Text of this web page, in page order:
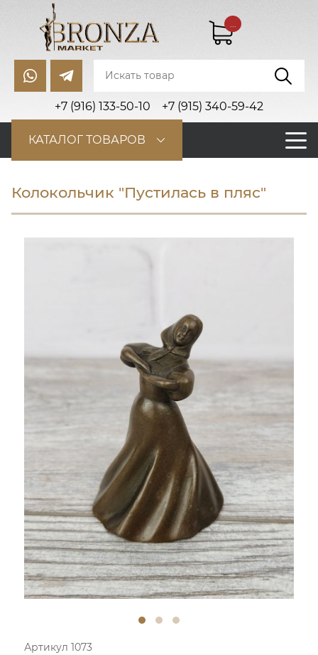
+7 (916) 133-50-10 +7 (915) 340-59-42
...
КАТАЛОГ ТОВАРОВ
Колокольчик "Пустилась в пляс"
Артикул 1073